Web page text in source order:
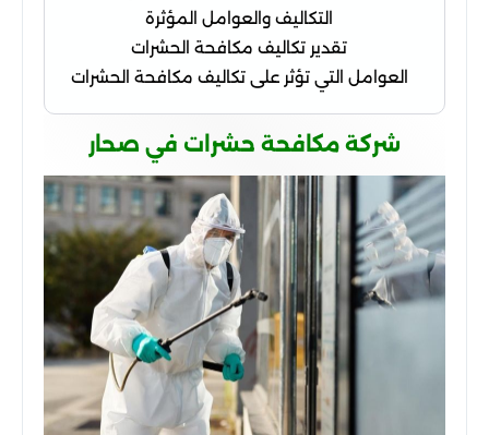
التكاليف والعوامل المؤثرة
تقدير تكاليف مكافحة الحشرات
العوامل التي تؤثر على تكاليف مكافحة الحشرات
شركة مكافحة حشرات في صحار